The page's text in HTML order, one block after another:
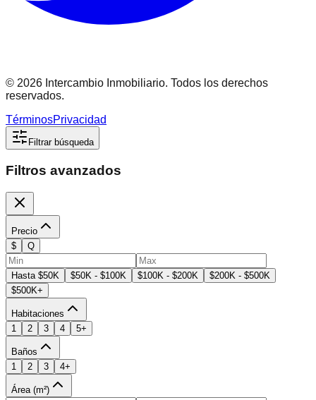
© 2026 Intercambio Inmobiliario. Todos los derechos
reservados.
TérminosPrivacidad
Filtrar búsqueda
Filtros avanzados
Precio
$
Q
Hasta $50K $50K - $100K $100K - $200K
$200K - $500K
$500K+
Habitaciones
1
2 3 4 5+
Baños
1
2 3 4+
Área (m²)